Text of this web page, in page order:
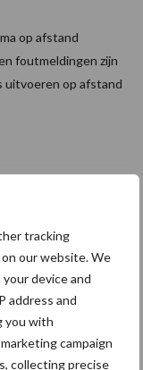
tracking
our website. We
device and
address and
you with
campaign
collecting precise
op afstand
foutmeldingen zijn
uitvoeren op afstand
positieve
Puma vindt plaats
in Hannover.